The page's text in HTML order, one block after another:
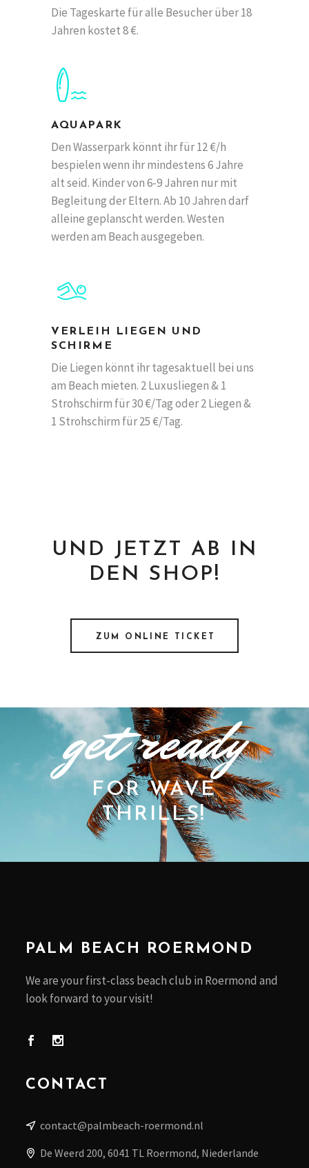
Die Tageskarte für alle Besucher über 18
Jahren kostet 8 €.
AQUAPARK
Den Wasserpark könnt ihr für 12 €/h
bespielen wenn ihr mindestens 6 Jahre
alt seid. Kinder von 6-9 Jahren nur mit
Begleitung der Eltern. Ab 10 Jahren darf
alleine geplanscht werden. Westen
werden am Beach ausgegeben.
VERLEIH LIEGEN UND
SCHIRME
Die Liegen könnt ihr tagesaktuell bei uns
am Beach mieten. 2 Luxusliegen & 1
Strohschirm für 30 €/Tag oder 2 Liegen &
1 Strohschirm für 25 €/Tag.
UND JETZT AB IN
DEN SHOP!
ZUM ONLINE TICKET
get ready
FOR WAVE
THRILLS!
PALM BEACH ROERMOND
We are your first-class beach club in Roermond and
look forward to your visit!
CONTACT
contact@palmbeach-roermond.nl
De Weerd 200, 6041 TL Roermond, Niederlande